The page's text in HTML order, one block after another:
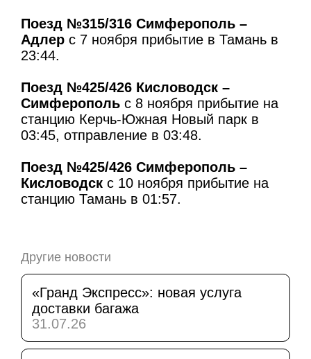
Поезд №315/316 Симферополь –
Адлер с 7 ноября прибытие в Тамань в
23:44.
Поезд №425/426 Кисловодск –
Симферополь с 8 ноября прибытие на
станцию Керчь-Южная Новый парк в
03:45, отправление в 03:48.
Поезд №425/426 Симферополь –
Кисловодск с 10 ноября прибытие на
станцию Тамань в 01:57.
Другие новости
«Гранд Экспресс»: новая услуга
доставки багажа
31.07.26